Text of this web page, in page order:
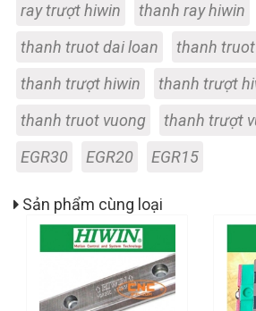
ray trượt hiwin
thanh ray hiwin
thanh truot dai loan
thanh
thanh trượt hiwin
thanh trượt
thanh truot vuong
thanh trượt
EGR30
EGR20 EGR15
Sản phẩm cùng loại